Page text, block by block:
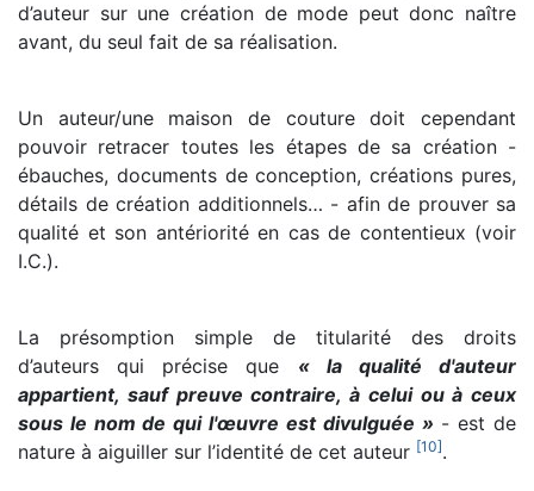
d’auteur sur une création de mode peut donc naître
avant, du seul fait de sa réalisation.
Un auteur/une maison de couture doit cependant
pouvoir retracer toutes les étapes de sa création -
ébauches, documents de conception, créations pures,
détails de création additionnels… - afin de prouver sa
qualité et son antériorité en cas de contentieux (voir
I.C.).
La présomption simple de titularité des droits
d’auteurs qui précise que « la qualité d'auteur
appartient, sauf preuve contraire, à celui ou à ceux
sous le nom de qui l'œuvre est divulguée » - est de
nature à aiguiller sur l’identité de cet auteur [10].